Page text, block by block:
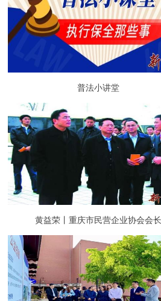
普法小讲堂
黄益荣丨重庆市民营企业协会会长